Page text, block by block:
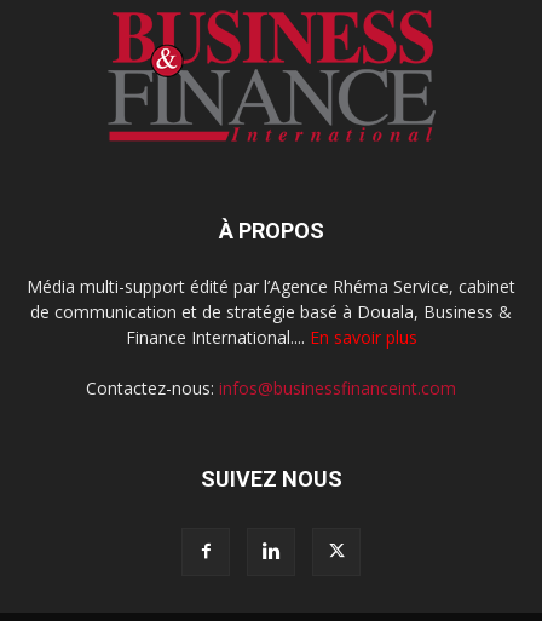
À PROPOS
Média multi-support édité par l’Agence Rhéma Service, cabinet
de communication et de stratégie basé à Douala, Business &
Finance International.... En savoir plus
Contactez-nous: infos@businessfinanceint.com
SUIVEZ NOUS